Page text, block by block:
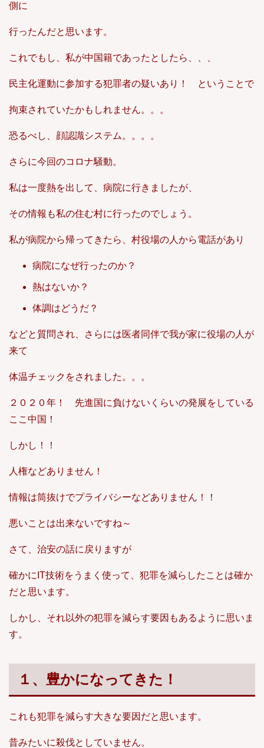
側に
行ったんだと思います。
これでもし、私が中国籍であったとしたら、、、
民主化運動に参加する犯罪者の疑いあり！ ということで
拘束されていたかもしれません。。。
恐るべし、顔認識システム。。。。
さらに今回のコロナ騒動。
私は一度熱を出して、病院に行きましたが、
その情報も私の住む村に行ったのでしょう。
私が病院から帰ってきたら、村役場の人から電話があり
病院になぜ行ったのか？
熱はないか？
体調はどうだ？
などと質問され、さらには医者同伴で我が家に役場の人が
来て
体温チェックをされました。。。
２０２０年！ 先進国に負けないくらいの発展をしている
ここ中国！
しかし！！
人権などありません！
情報は筒抜けでプライバシーなどありません！！
悪いことは出来ないですね～
さて、治安の話に戻りますが
確かにIT技術をうまく使って、犯罪を減らしたことは確か
だと思います。
しかし、それ以外の犯罪を減らす要因もあるように思いま
す。
１、豊かになってきた！
これも犯罪を減らす大きな要因だと思います。
昔みたいに殺伐としていません。